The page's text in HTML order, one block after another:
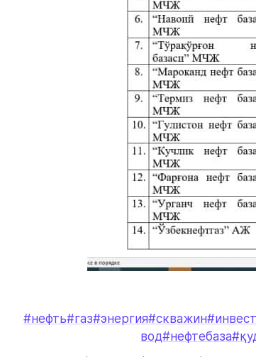
#нефть#газ#энергия#скважин
вод#нефтебаза